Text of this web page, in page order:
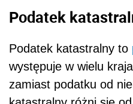
Podatek
Podatek katastralny to
występuje w wielu
zamiast podatku od